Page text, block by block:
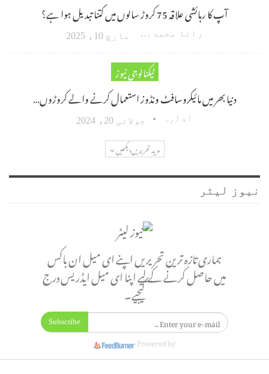
آپ کا رہائشی علاقہ 75 کروڑ سالوں میں کتنا تبدیل ہوا ہے؟
رانا محمد امین اکبر مارچ 10، 2025
ٹیکنالوجی نیوز
دنیا بھر میں مائیکروسافٹ ونڈوز استعمال کرنے والے کروڑوں…
ادارہ جولائی 20، 2024
مزید تحریریں دیکھیں
نیوز لیٹر
ہماری تازہ ترین تحریریں اپنے ای میل ان باکس
میں حاصل کرنے کے لیے اپنا ای میل ایڈریس درج
کیجیے۔
Subscribe
Powered by